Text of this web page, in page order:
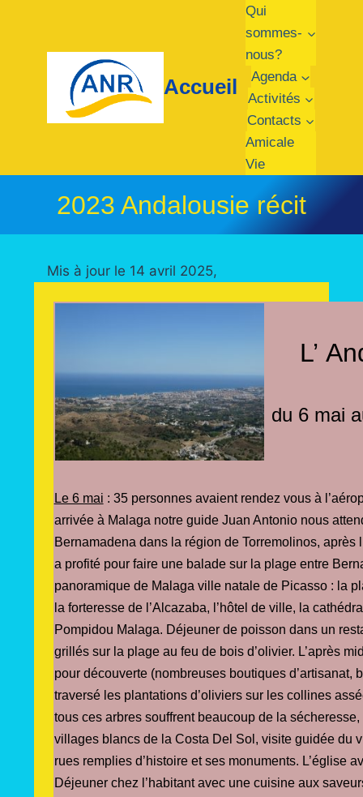
Accueil
Qui
sommes-
nous?
Agenda
Activités
Contacts
Amicale
Vie
2023 Andalousie récit
Mis à jour le 14 avril 2025,
L’
du 6 mai
Le 6 mai : 35 personnes avaient rendez vous à
arrivée à Malaga notre guide Juan Antonio nous
Bernamadena dans la région de Torremolinos,
a profité pour faire une balade sur la plage entre
panoramique de Malaga ville natale de Picasso : la
la forteresse de l’Alcazaba, l’hôtel de ville, la
Pompidou Malaga. Déjeuner de poisson dans un
grillés sur la plage au feu de bois d’olivier. L’après
pour découverte (nombreuses boutiques d’artisanat,
traversé les plantations d’oliviers sur les collines
tous ces arbres souffrent beaucoup de la
villages blancs de la Costa Del Sol, visite guidée du
rues remplies d’histoire et ses monuments. L’église
Déjeuner chez l’habitant avec une cuisine aux